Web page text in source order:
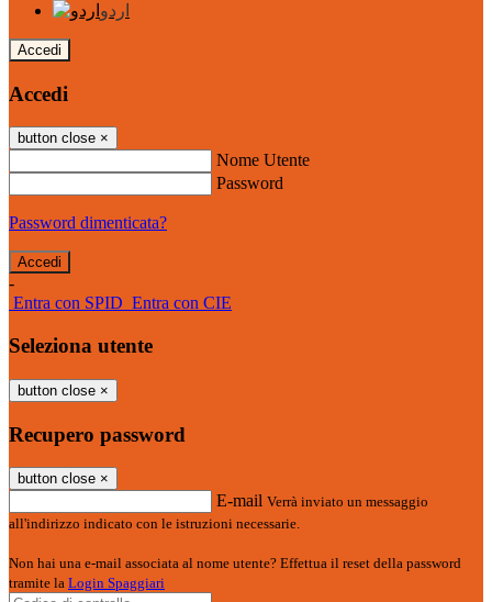
اردو
Accedi
Accedi
button close ×
Nome Utente
Password
Password dimenticata?
-
Entra con SPID Entra con CIE
Seleziona utente
button close ×
Recupero password
button close ×
E-mail Verrà inviato un messaggio
all'indirizzo indicato con le istruzioni necessarie.
Non hai una e-mail associata al nome utente? Effettua il reset della password
tramite la Login Spaggiari